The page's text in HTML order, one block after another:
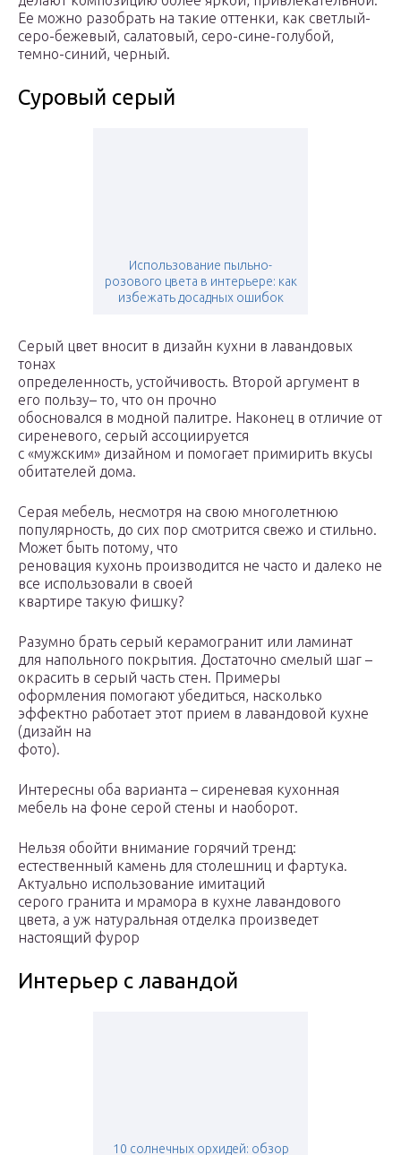
Ее можно разобрать на такие оттенки, как светлый-
серо-бежевый, салатовый, серо-сине-голубой,
темно-синий, черный.
Суровый серый
Использование пыльно-
розового цвета в интерьере: как
избежать досадных ошибок
Серый цвет вносит в дизайн кухни в лавандовых
тонах
определенность, устойчивость. Второй аргумент в
его пользу– то, что он прочно
обосновался в модной палитре. Наконец в отличие от
сиреневого, серый ассоциируется
с «мужским» дизайном и помогает примирить вкусы
обитателей дома.
Серая мебель, несмотря на свою многолетнюю
популярность, до сих пор смотрится свежо и стильно.
Может быть потому, что
реновация кухонь производится не часто и далеко не
все использовали в своей
квартире такую фишку?
Разумно брать серый керамогранит или ламинат
для напольного покрытия. Достаточно смелый шаг –
окрасить в серый часть стен. Примеры
оформления помогают убедиться, насколько
эффектно работает этот прием в лавандовой кухне
(дизайн на
фото).
Интересны оба варианта – сиреневая кухонная
мебель на фоне серой стены и наоборот.
Нельзя обойти внимание горячий тренд:
естественный камень для столешниц и фартука.
Актуально использование имитаций
серого гранита и мрамора в кухне лавандового
цвета, а уж натуральная отделка произведет
настоящий фурор
Интерьер с лавандой
10 солнечных орхидей: обзор